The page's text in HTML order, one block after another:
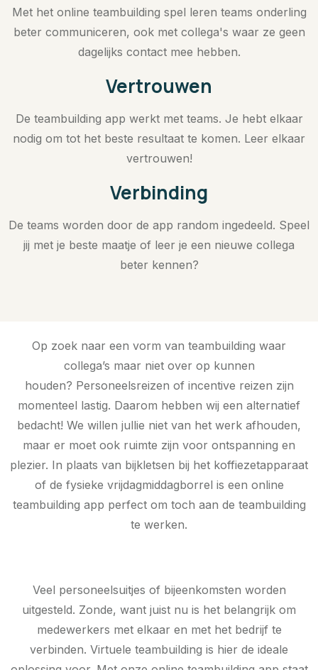
Met het online teambuilding spel leren teams onderling
beter communiceren, ook met collega's waar ze geen
dagelijks contact mee hebben.
Vertrouwen
De teambuilding app werkt met teams. Je hebt elkaar
nodig om tot het beste resultaat te komen. Leer elkaar
vertrouwen!
Verbinding
De teams worden door de app random ingedeeld. Speel
jij met je beste maatje of leer je een nieuwe collega
beter kennen?
Op zoek naar een vorm van teambuilding waar
collega’s maar niet over op kunnen
houden? Personeelsreizen of incentive reizen zijn
momenteel lastig. Daarom hebben wij een alternatief
bedacht! We willen jullie niet van het werk afhouden,
maar er moet ook ruimte zijn voor ontspanning en
plezier. In plaats van bijkletsen bij het koffiezetapparaat
of de fysieke vrijdagmiddagborrel is een online
teambuilding app perfect om toch aan de teambuilding
te werken.
Veel personeelsuitjes of bijeenkomsten worden
uitgesteld. Zonde, want juist nu is het belangrijk om
medewerkers met elkaar en met het bedrijf te
verbinden. Virtuele teambuilding is hier de ideale